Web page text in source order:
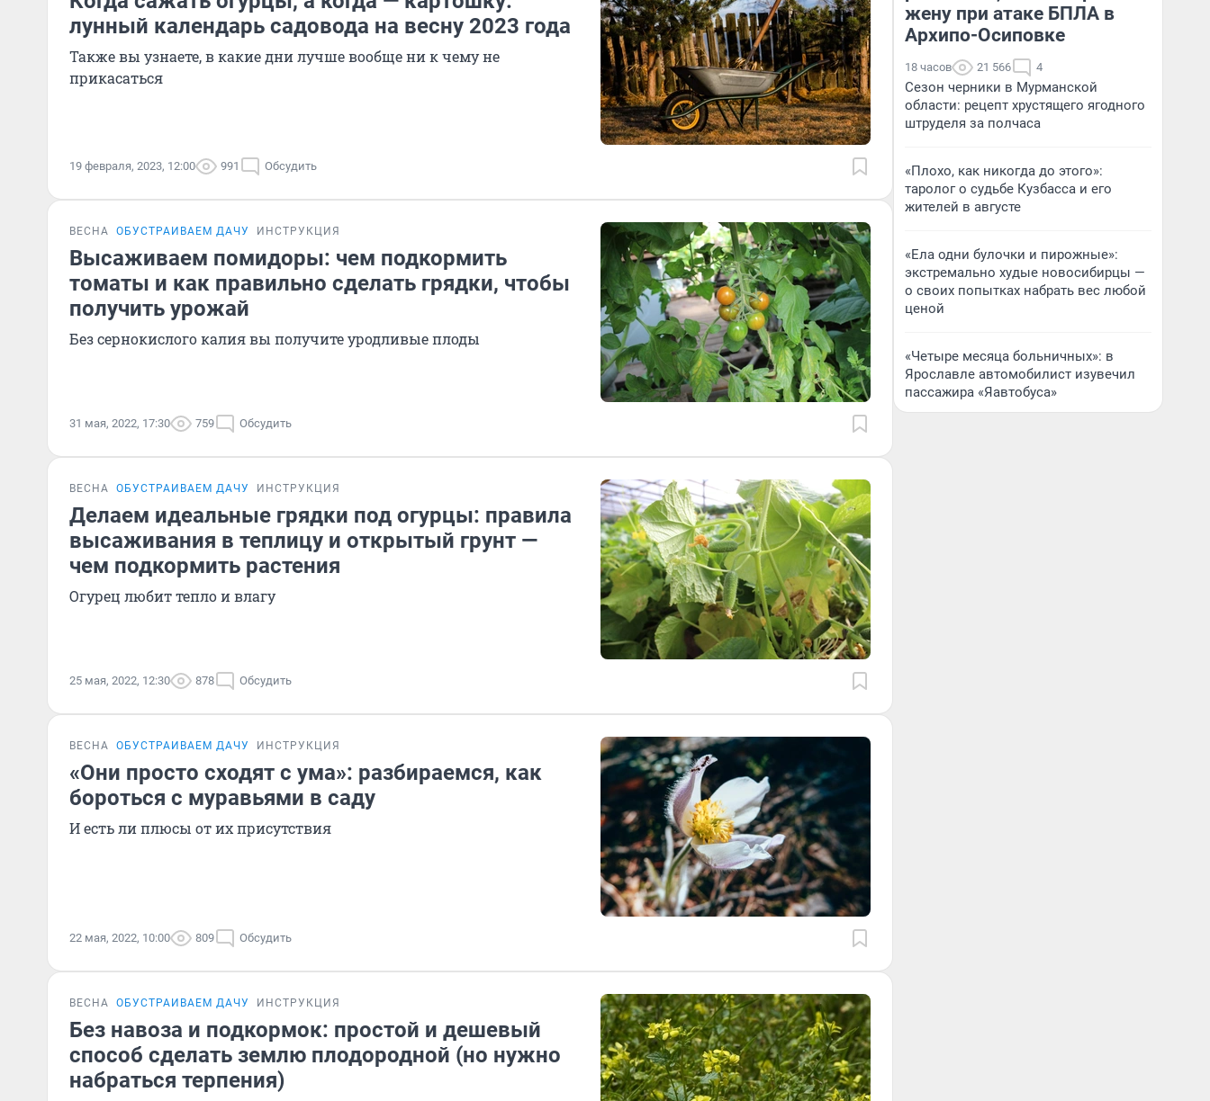
лунный календарь садовода на весну 2023 года
Также вы узнаете, в какие дни лучше вообще ни к чему не
прикасаться
19 февраля, 2023, 12:00 991 Обсудить
ВЕСНА ОБУСТРАИВАЕМ ДАЧУ ИНСТРУКЦИЯ
Высаживаем помидоры: чем подкормить
томаты и как правильно сделать грядки, чтобы
получить урожай
Без сернокислого калия вы получите уродливые плоды
31 мая, 2022, 17:30 759 Обсудить
ВЕСНА ОБУСТРАИВАЕМ ДАЧУ ИНСТРУКЦИЯ
Делаем идеальные грядки под огурцы: правила
высаживания в теплицу и открытый грунт —
чем подкормить растения
Огурец любит тепло и влагу
25 мая, 2022, 12:30 878 Обсудить
ВЕСНА ОБУСТРАИВАЕМ ДАЧУ ИНСТРУКЦИЯ
«Они просто сходят с ума»: разбираемся, как
бороться с муравьями в саду
И есть ли плюсы от их присутствия
22 мая, 2022, 10:00 809 Обсудить
ВЕСНА ОБУСТРАИВАЕМ ДАЧУ ИНСТРУКЦИЯ
Без навоза и подкормок: простой и дешевый
способ сделать землю плодородной (но нужно
набраться терпения)
жену при атаке БПЛА в
Архипо-Осиповке
18 часов 21 566 4
Сезон черники в Мурманской
области: рецепт хрустящего ягодного
штруделя за полчаса
«Плохо, как никогда до этого»:
таролог о судьбе Кузбасса и его
жителей в августе
«Ела одни булочки и пирожные»:
экстремально худые новосибирцы —
о своих попытках набрать вес любой
ценой
«Четыре месяца больничных»: в
Ярославле автомобилист изувечил
пассажира «Яавтобуса»